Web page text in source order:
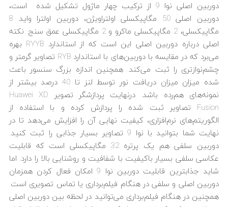
دوربین اصلی نوا 9 از ترکیب چهار ماژول تشکیل شده است،
دوربین اصلی 50 مگاپیکسلی اولتراویژن، دوربین اولترا واید 8
مگاپیکسلی، 2 مگاپیکسلی ماکرو و 2 مگاپیکسلی عمق سنج. نکته
اصلی درباره دوربین اصلی این است که از استاندارد RYYB بهره
می‌برد که در مقایسه با دوربین‌های با استاندارد RYB تصاویر گرمتر و
چشم‌نوازتری را ثبت می‌کند. همچنین اندازه بزرگ سنسور باعث
شده میزان میزان دریافت نور توسط لنز تا 40 درصد بیشتر از
نمونه‌های هم‌رده باشد. درنهایت پردازشگر تصویر Huawei XD
Fusion تصاویر ثبت شده را پردازش کرده و با استفاده از
الگوریتم‌های نرم‌افزاری، کیفیت نهایی آن را افزایش می‌دهد تا در
نهایت شما بتوانید با نوا 9 تصاویر بسیار جذابی را ثبت کنید.
دوربین سلفی هم یک پرتره 32 مگاپیکسلی است که قابلیت
عکاسی سلفی بسیار باکیفیت با شفافیت و روشنایی بالا را دارد. اما
شاید جذابترین قابلیت دوربین نوا 9 امکان فعال کردن همزمان
دوربین اصلی و سلفی در هنگام فیلم‌برداری یا تماس تصویری است.
همچنین در هنگام فیلم‌برداری می‌توانید در لحظه بین دوربین اصلی